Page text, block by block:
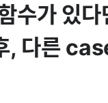
수가 있다
, 다른